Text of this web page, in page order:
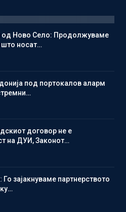
од Ново Село: Продолжуваме
што носат…
под портокалов аларм
договор не е
на ДУИ, Законот…
зајакнуваме партнерството